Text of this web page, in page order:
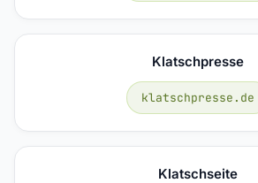
Klatschpresse
klatschpresse.de
Klatschseite